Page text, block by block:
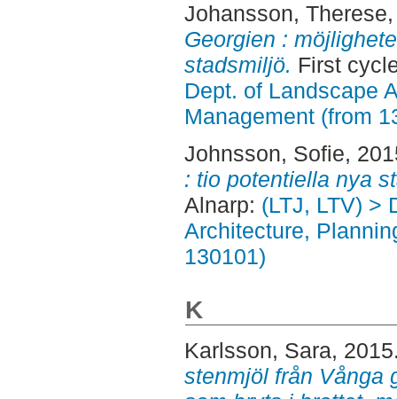
Johansson, Therese
Georgien :
stadsmiljö. First
Dept. of Landscape
Management (from
Johnsson, Sofie,
: tio potentiella nya
Alnarp: (LTJ, LTV) >
Architecture,
130101)
K
Karlsson, Sara,
stenmjöl från Vånga